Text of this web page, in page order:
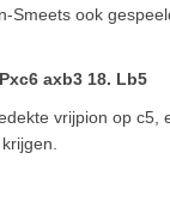
Smeets ook
axb3 18. Lb5
vrijpion op